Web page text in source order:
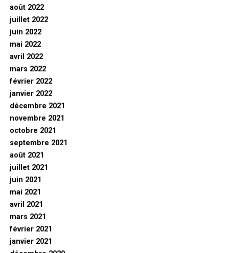
août 2022
juillet 2022
juin 2022
mai 2022
avril 2022
mars 2022
février 2022
janvier 2022
décembre 2021
novembre 2021
octobre 2021
septembre 2021
août 2021
juillet 2021
juin 2021
mai 2021
avril 2021
mars 2021
février 2021
janvier 2021